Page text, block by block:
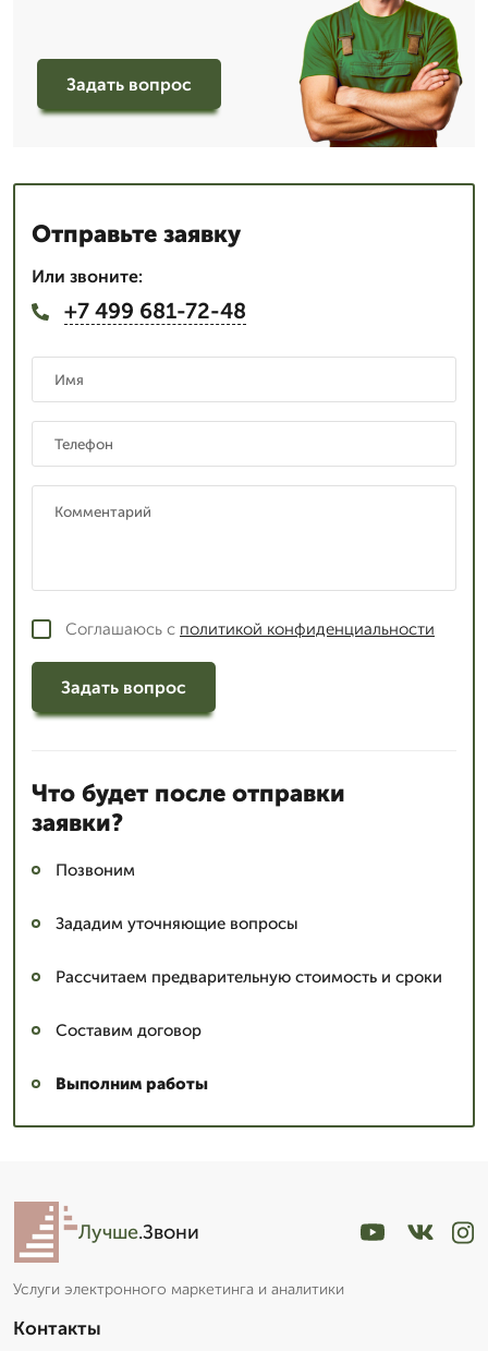
Задать вопрос
Отправьте заявку
Или звоните:
+7 499 681-72-48
Соглашаюсь с политикой конфиденциальности
Задать вопрос
Что будет после отправки
заявки?
Позвоним
Зададим уточняющие вопросы
Рассчитаем предварительную стоимость и сроки
Составим договор
Выполним работы
Лучше.Звони
Услуги электронного маркетинга и аналитики
Контакты